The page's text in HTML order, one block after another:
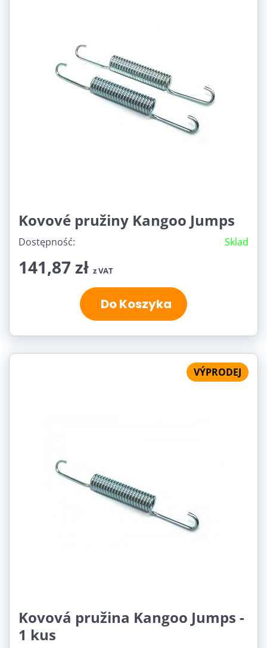
Kovové pružiny Kangoo Jumps
Dostępność: Sklad
141,87 zł z VAT
Do Koszyka
VÝPRODEJ
Kovová pružina Kangoo Jumps -
1 kus